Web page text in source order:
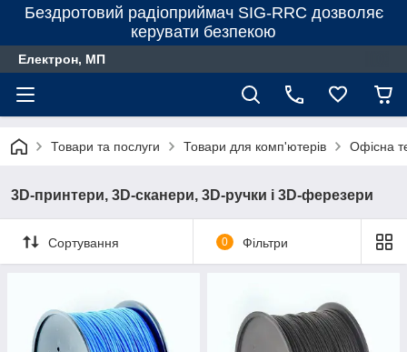
Бездротовий радіоприймач SIG-RRC дозволяє
керувати безпекою
Електрон, МП
Товари та послуги Товари для комп'ютерів Офiсна
3D-принтери, 3D-сканери, 3D-ручки і 3D-ферезери
Сортування 0 Фільтри